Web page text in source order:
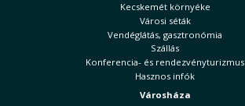
Kecskemét környéke
Városi séták
Vendéglátás, gasztronómia
Szállás
Konferencia- és rendezvényturizmus
Hasznos infók
Városháza